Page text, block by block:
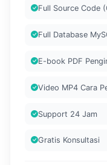
Full Source Code
Full Database
E-book PDF
Video MP4 Cara
Support 24 Jam
Gratis Konsultasi